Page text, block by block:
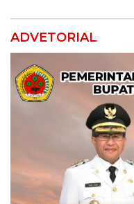
ADVETORIAL